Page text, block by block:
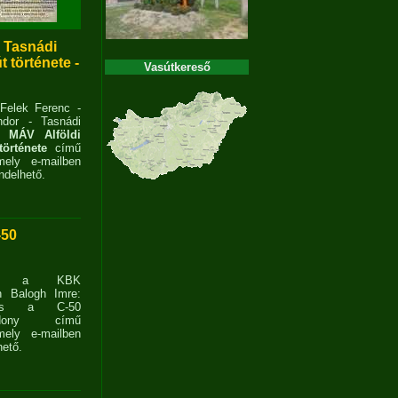
Tasnádi
története -
Ferenc -
- Tasnádi
MÁV Alföldi
című
e-mailben
a KBK
Balogh Imre:
a C-50
című
e-mailben
Vasútkereső